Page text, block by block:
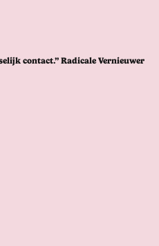
contact.” Radicale Vernieuwer